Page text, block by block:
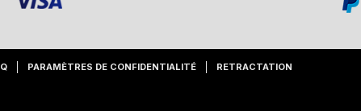
PARAMÈTRES DE CONFIDENTIALITÉ RETRACTATION